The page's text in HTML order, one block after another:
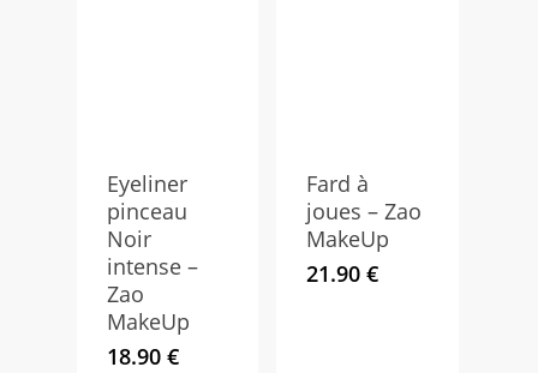
Eyeliner
pinceau
Noir
intense –
Zao
MakeUp
18.90 €
Fard à
joues – Zao
MakeUp
21.90€